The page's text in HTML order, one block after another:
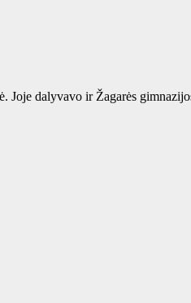
Joje dalyvavo ir Žagarės